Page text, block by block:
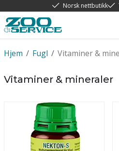
Norsk nettbutikk
/
Hjem /
Fugl Vitaminer &
Vitaminer & mineraler